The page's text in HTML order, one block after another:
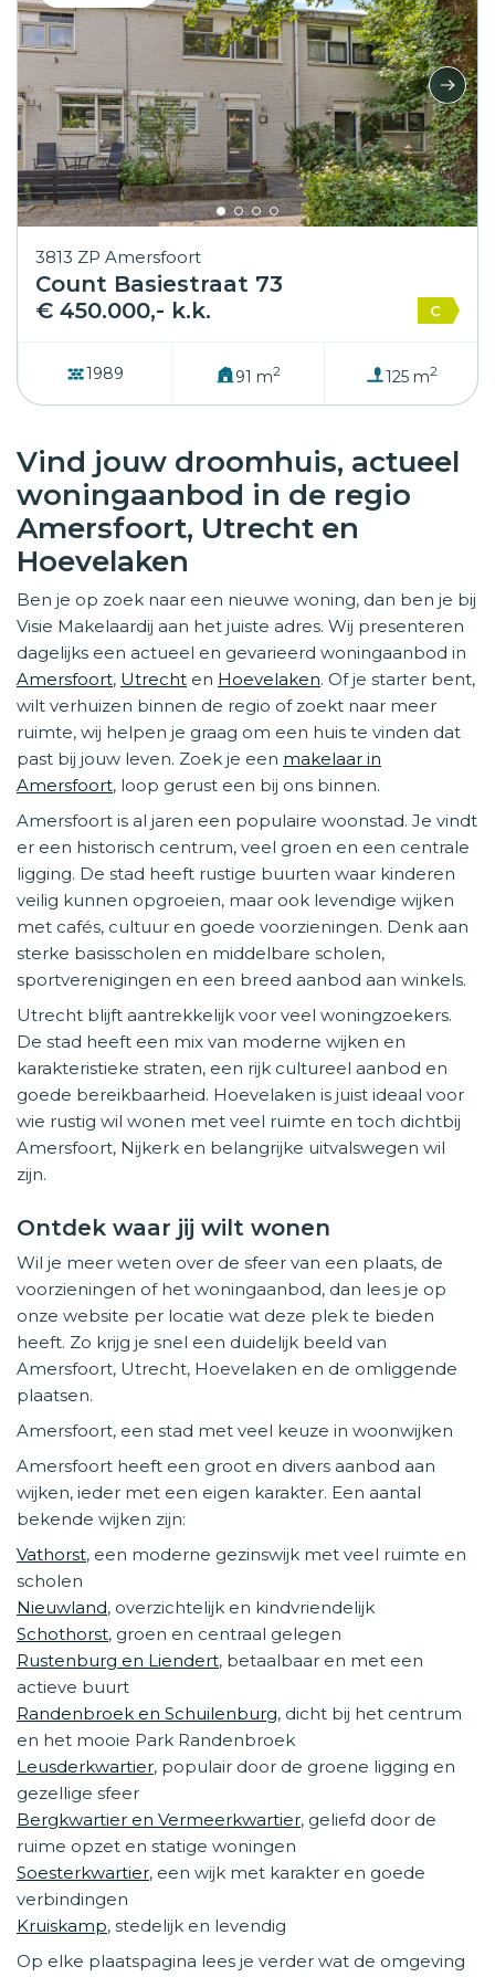
3813 ZP Amersfoort
Count Basiestraat 73
€ 450.000,- k.k.
C
1989 91 m2 125 m2
Vind jouw droomhuis, actueel
woningaanbod in de regio
Amersfoort, Utrecht en
Hoevelaken
Ben je op zoek naar een nieuwe woning, dan ben je bij
Visie Makelaardij aan het juiste adres. Wij presenteren
dagelijks een actueel en gevarieerd woningaanbod in
Amersfoort, Utrecht en Hoevelaken. Of je starter bent,
wilt verhuizen binnen de regio of zoekt naar meer
ruimte, wij helpen je graag om een huis te vinden dat
past bij jouw leven. Zoek je een makelaar in
Amersfoort, loop gerust een bij ons binnen.
Amersfoort is al jaren een populaire woonstad. Je vindt
er een historisch centrum, veel groen en een centrale
ligging. De stad heeft rustige buurten waar kinderen
veilig kunnen opgroeien, maar ook levendige wijken
met cafés, cultuur en goede voorzieningen. Denk aan
sterke basisscholen en middelbare scholen,
sportverenigingen en een breed aanbod aan winkels.
Utrecht blijft aantrekkelijk voor veel woningzoekers.
De stad heeft een mix van moderne wijken en
karakteristieke straten, een rijk cultureel aanbod en
goede bereikbaarheid. Hoevelaken is juist ideaal voor
wie rustig wil wonen met veel ruimte en toch dichtbij
Amersfoort, Nijkerk en belangrijke uitvalswegen wil
zijn.
Ontdek waar jij wilt wonen
Wil je meer weten over de sfeer van een plaats, de
voorzieningen of het woningaanbod, dan lees je op
onze website per locatie wat deze plek te bieden
heeft. Zo krijg je snel een duidelijk beeld van
Amersfoort, Utrecht, Hoevelaken en de omliggende
plaatsen.
Amersfoort, een stad met veel keuze in woonwijken
Amersfoort heeft een groot en divers aanbod aan
wijken, ieder met een eigen karakter. Een aantal
bekende wijken zijn:
Vathorst, een moderne gezinswijk met veel ruimte en
scholen
Nieuwland, overzichtelijk en kindvriendelijk
Schothorst, groen en centraal gelegen
Rustenburg en Liendert, betaalbaar en met een
actieve buurt
Randenbroek en Schuilenburg, dicht bij het centrum
en het mooie Park Randenbroek
Leusderkwartier, populair door de groene ligging en
gezellige sfeer
Bergkwartier en Vermeerkwartier, geliefd door de
ruime opzet en statige woningen
Soesterkwartier, een wijk met karakter en goede
verbindingen
Kruiskamp, stedelijk en levendig
Op elke plaatspagina lees je verder wat de omgeving